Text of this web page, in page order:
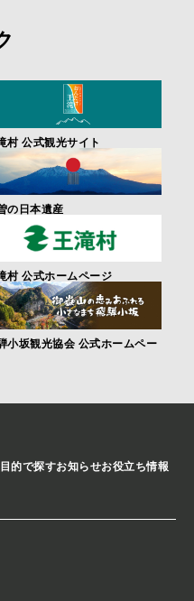
村 公式観光サイト
の日本遺産
村 公式ホームページ
小坂観光協会 公式ホームペー
目的で探すお知らせお役立ち情報